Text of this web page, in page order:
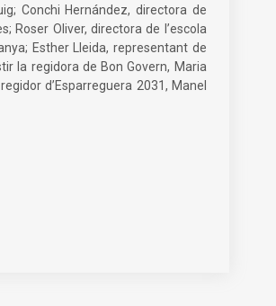
Conchi Hernández, directora de
Roser Oliver, directora de l’escola
Esther Lleida, representant de
la regidora de Bon Govern, Maria
d’Esparreguera 2031, Manel